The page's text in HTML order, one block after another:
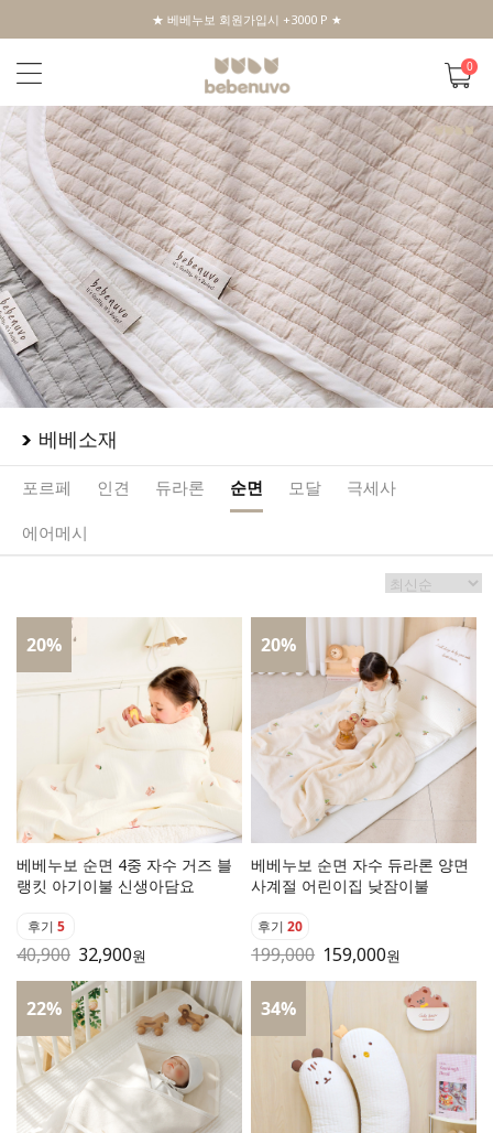
★ 베베누보 회원가입시 +3000 P ★
0
베베소재
포르페 인견 듀라론 순면 모달 극세사
에어메시
20%
베베누보 순면 4중 자수 거즈 블
랭킷 아기이불 신생아담요
후기 5
40,900 32,900원
20%
베베누보 순면 자수 듀라론 양면
사계절 어린이집 낮잠이불
후기20
199,000 159,000원
22% 34%